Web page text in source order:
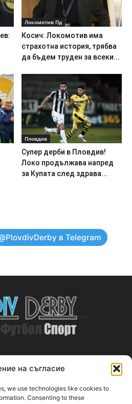
на съгласие
we use technologies like cookies to
Consenting to these
Локомотив Пд
Косич: Локомотив има
страхотна история, трябва
да бъдем труден за всеки...
Пловдив
Супер дерби в Пловдив!
Локо продължава напред
за Купата след здрава...
в Telegram
US
пловдивска изцяло футболна